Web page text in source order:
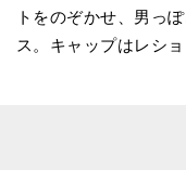
トをのぞかせ、男っ
ス。キャップはレショ